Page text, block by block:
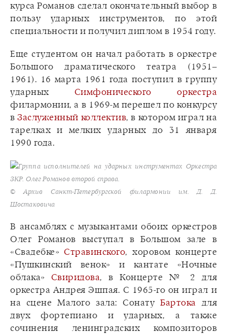
курса Романов сделал окончательный выбор в
пользу ударных инструментов, по этой
специальности и получил диплом в 1954 году.
Еще студентом он начал работать в оркестре
Большого драматического театра (1951–
1961). 16 марта 1961 года поступил в группу
ударных Симфонического оркестра
филармонии, а в 1969-м перешел по конкурсу
вЗаслуженный коллектив, в котором играл на
тарелках и мелких ударных до 31 января
1990 года.
Группа исполнителей на ударных инструментах Оркестра
ЗКР. Олег Романов второй справа.
© Архив Санкт-Петербургской филармонии им. Д. Д.
Шостаковича
В ансамблях с музыкантами обоих оркестров
Олег Романов выступал в Большом зале в
«Свадебке»Стравинского, хоровом концерте
«Пушкинский венок» и кантате «Ночные
облака» Свиридова, в Концерте № 2 для
оркестра Андрея Эшпая. С 1965-го он играл и
на сцене Малого зала: СонатуБартока для
двух фортепиано и ударных, а также
сочинения ленинградских композиторов